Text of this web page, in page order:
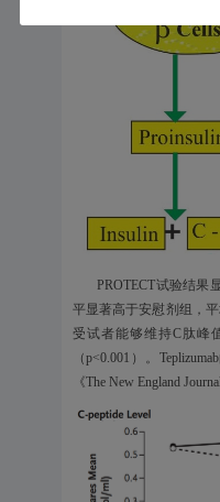
PROTECT试验结果显
平显著高于安慰剂组，平
受试者能够维持C肽峰
（p<0.001）。
《The New England